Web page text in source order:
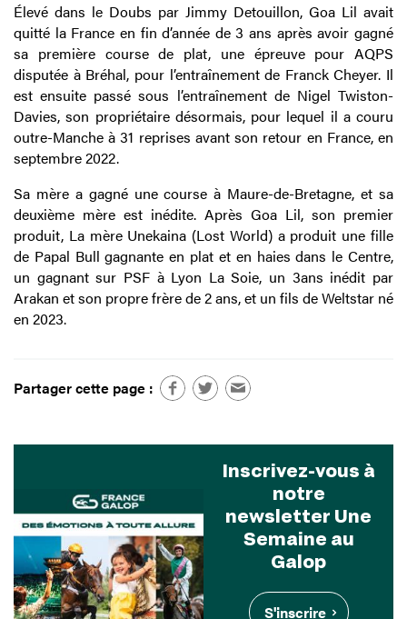
Élevé dans le Doubs par Jimmy Detouillon, Goa Lil avait
quitté la France en fin d’année de 3 ans après avoir gagné
sa première course de plat, une épreuve pour AQPS
disputée à Bréhal, pour l’entraînement de Franck Cheyer. Il
est ensuite passé sous l’entraînement de Nigel Twiston-
Davies, son propriétaire désormais, pour lequel il a couru
outre-Manche à 31 reprises avant son retour en France, en
septembre 2022.
Sa mère a gagné une course à Maure-de-Bretagne, et sa
deuxième mère est inédite. Après Goa Lil, son premier
produit, La mère Unekaina (Lost World) a produit une fille
de Papal Bull gagnante en plat et en haies dans le Centre,
un gagnant sur PSF à Lyon La Soie, un 3ans inédit par
Arakan et son propre frère de 2 ans, et un fils de Weltstar né
en 2023.
Partager cette page :
Inscrivez-vous à
notre
newsletter Une
Semaine au
Galop
S'inscrire